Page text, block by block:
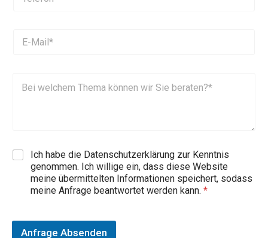
Ich habe die Datenschutzerklärung zur Kenntnis
genommen. Ich willige ein, dass diese Website
meine übermittelten Informationen speichert, sodass
meine Anfrage beantwortet werden kann. *
Anfrage Absenden